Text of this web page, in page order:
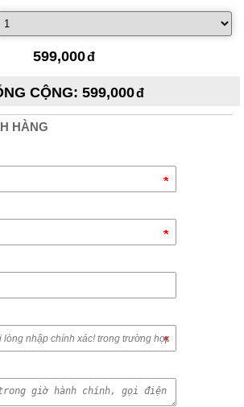
599,000
CỘNG: 599,000
HÀNG